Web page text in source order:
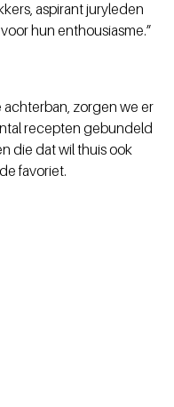
aspirant juryleden
hun enthousiasme.”
achterban, zorgen we er
recepten gebundeld
die dat wil thuis ook
favoriet.